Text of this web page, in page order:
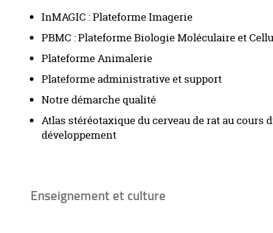
InMAGIC : Plateforme Imagerie
PBMC : Plateforme Biologie Moléculaire et
Plateforme Animalerie
Plateforme administrative et support
Notre démarche qualité
Atlas stéréotaxique du cerveau de rat au cours
développement
Enseignement et culture